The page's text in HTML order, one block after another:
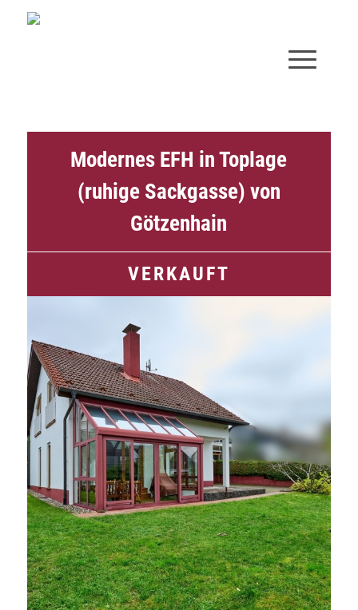
Modernes EFH in Toplage
(ruhige Sackgasse) von
Götzenhain
VERKAUFT